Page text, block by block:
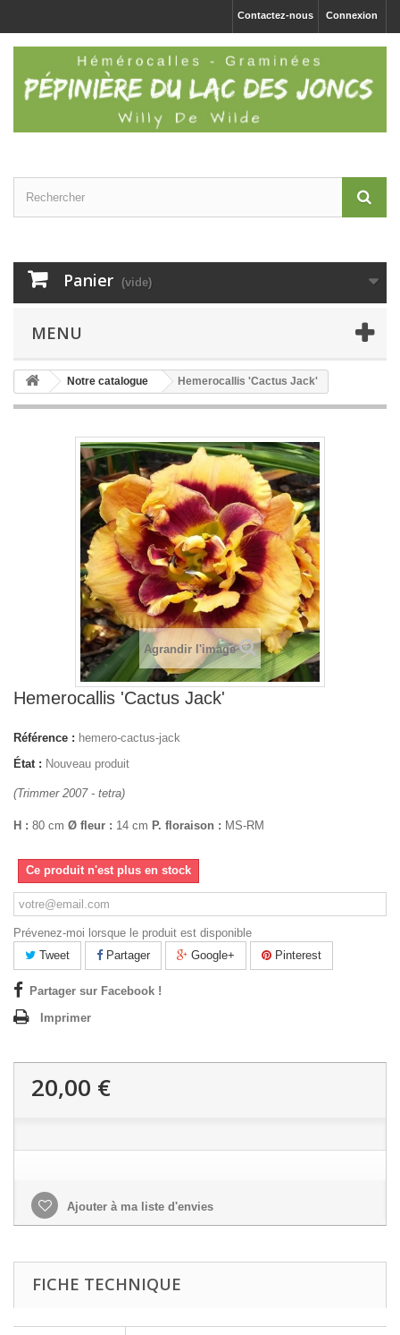
Connexion
Contactez-nous
Panier (vide)
MENU
Notre catalogue Hemerocallis 'Cactus Jack'
Agrandir l'image
Hemerocallis 'Cactus Jack'
Référence : hemero-cactus-jack
État : Nouveau produit
(Trimmer 2007 - tetra)
H : 80 cm Ø fleur : 14 cm P. floraison : MS-RM
Ce produit n'est plus en stock
Prévenez-moi lorsque le produit est disponible
Tweet
Partager Google+ Pinterest
Partager sur Facebook !
Imprimer
20,00 €
Ajouter à ma liste d'envies
FICHE TECHNIQUE